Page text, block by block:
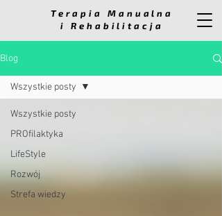
Terapia Manualna
i Rehabilitacja
Blog
Wszystkie posty
PROfilaktyka
LifeStyle
Rozwój
Strefa wiedzy
Wszystkie posty